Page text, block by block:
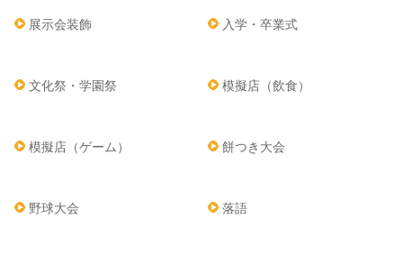
展示会装飾 入学・卒業式
文化祭・学園祭 模擬店（飲食）
模擬店（ゲーム） 餅つき大会
野球大会 落語